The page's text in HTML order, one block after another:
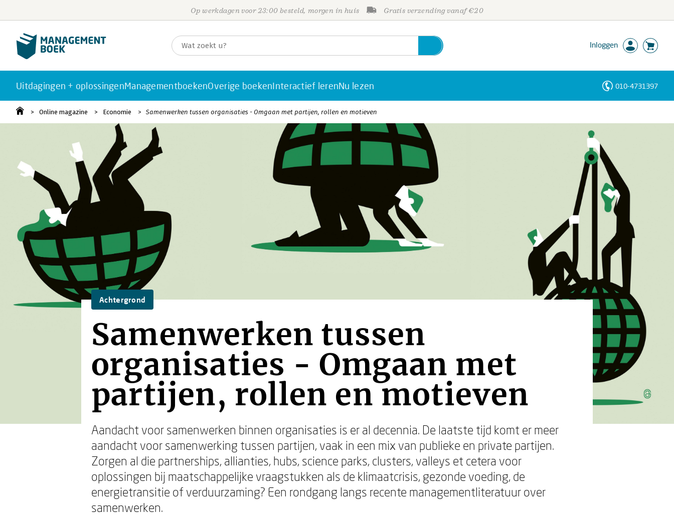
Op werkdagen voor 23:00 besteld, morgen in huis Gratis verzending vanaf €20
Inloggen
Uitdagingen + oplossingenManagementboekenOverige boekenInteractief lerenNu lezen 010-4731397
Online magazine Economie Samenwerken tussen organisaties - Omgaan met partijen, rollen en motieven
Achtergrond
Samenwerken tussen
organisaties - Omgaan met
partijen, rollen en motieven
Aandacht voor samenwerken binnen organisaties is er al decennia. De laatste tijd komt er meer
aandacht voor samenwerking tussen partijen, vaak in een mix van publieke en private partijen.
Zorgen al die partnerships, allianties, hubs, science parks, clusters, valleys et cetera voor
oplossingen bij maatschappelijke vraagstukken als de klimaatcrisis, gezonde voeding, de
energietransitie of verduurzaming? Een rondgang langs recente managementliteratuur over
samenwerken.
Personen